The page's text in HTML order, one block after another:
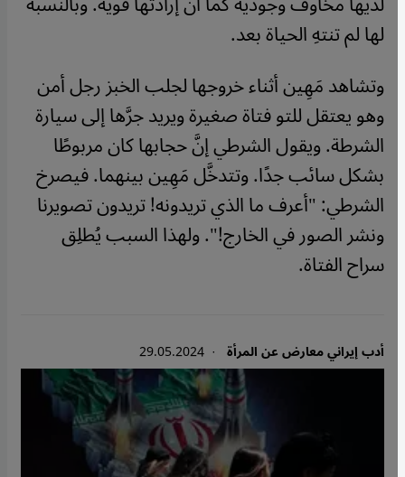
لها لم تنتهِ الحياة بعد.
وتشاهد مَهِين أثناء خروجها لجلب الخبز رجل أمن
وهو يعتقل للتو فتاة صغيرة ويريد جرَّها إلى سيارة
الشرطة. ويقول الشرطي إنَّ حجابها كان مربوطًا
بشكل سائب جدًا. وتتدخَّل مَهِين بينهما. فيصرخ
الشرطي: "أعرف ما الذي تريدونه! تريدون تصويرنا
ونشر الصور في الخارج!". ولهذا السبب يُطلِق
سراح الفتاة.
أدب إيراني معارض عن المرأة · 29.05.2024